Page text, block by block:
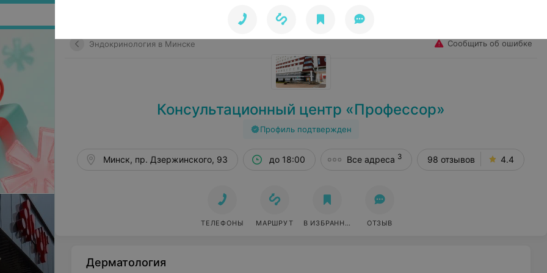
Эндокринология в Минске Сообщить об ошибке
Консультационный центр «Профессор»
Профиль подтвержден
Минск, пр. Дзержинского, 93 до 18:00 Все адреса 3 98 отзывов 4.4
ТЕЛЕФОНЫ МАРШРУТ В ИЗБРАННОЕ ОТЗЫВ
Дерматология